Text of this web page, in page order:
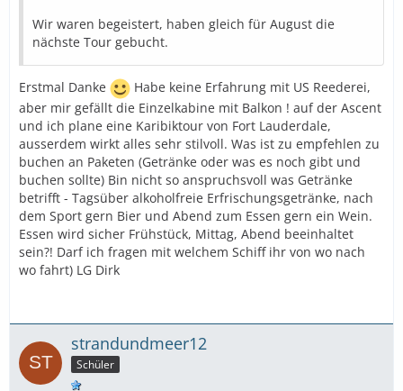
Wir waren begeistert, haben gleich für August die
nächste Tour gebucht.
Erstmal Danke
Habe keine Erfahrung mit US Reederei,
aber mir gefällt die Einzelkabine mit Balkon ! auf der Ascent
und ich plane eine Karibiktour von Fort Lauderdale,
ausserdem wirkt alles sehr stilvoll. Was ist zu empfehlen zu
buchen an Paketen (Getränke oder was es noch gibt und
buchen sollte) Bin nicht so anspruchsvoll was Getränke
betrifft - Tagsüber alkoholfreie Erfrischungsgetränke, nach
dem Sport gern Bier und Abend zum Essen gern ein Wein.
Essen wird sicher Frühstück, Mittag, Abend beeinhaltet
sein?! Darf ich fragen mit welchem Schiff ihr von wo nach
wo fahrt) LG Dirk
strandundmeer12
Schüler